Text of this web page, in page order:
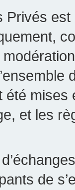
Privés
et les
de